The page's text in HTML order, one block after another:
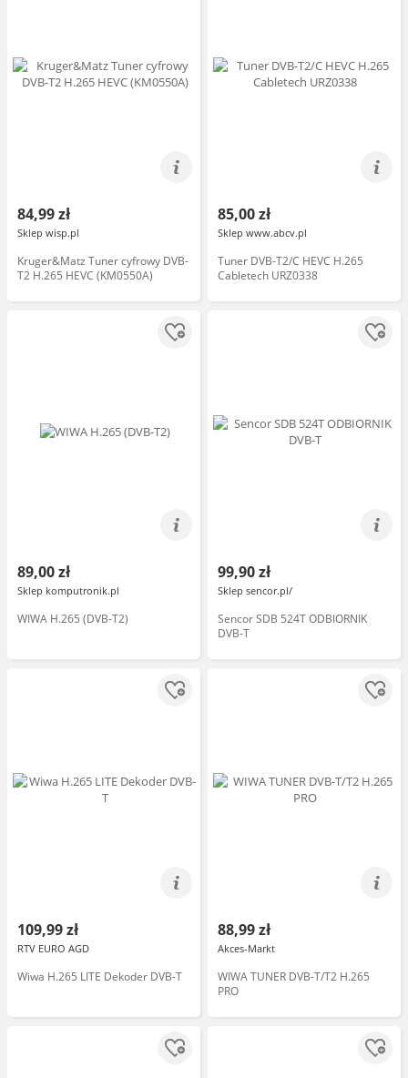
84,99 zł
Sklep wisp.pl
Kruger&Matz Tuner cyfrowy DVB-
T2 H.265 HEVC (KM0550A)
85,00 zł
Sklep www.abcv.pl
Tuner DVB-T2/C HEVC H.265
Cabletech URZ0338
89,00 zł
Sklep komputronik.pl
WIWA H.265 (DVB-T2)
99,90 zł
Sklep sencor.pl/
Sencor SDB 524T ODBIORNIK
DVB-T
109,99 zł
RTV EURO AGD
Wiwa H.265 LITE Dekoder DVB-T
88,99 zł
Akces-Markt
WIWA TUNER DVB-T/T2 H.265
PRO